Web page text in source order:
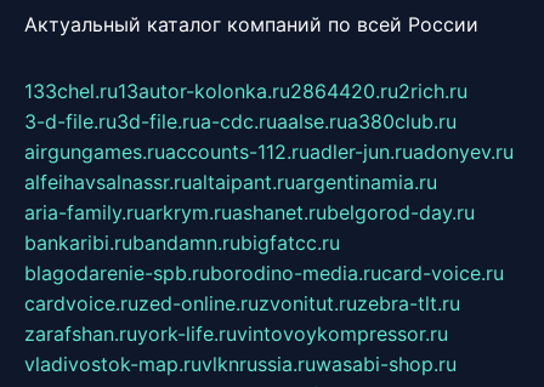
Актуальный каталог компаний по всей России
133chel.ru13autor-kolonka.ru2864420.ru2rich.ru
3-d-file.ru3d-file.rua-cdc.ruaalse.rua380club.ru
airgungames.ruaccounts-112.ruadler-jun.ruadonyev.ru
alfeihavsalnassr.rualtaipant.ruargentinamia.ru
aria-family.ruarkrym.ruashanet.rubelgorod-day.ru
bankaribi.rubandamn.rubigfatcc.ru
blagodarenie-spb.ruborodino-media.rucard-voice.ru
cardvoice.ruzed-online.ruzvonitut.ruzebra-tlt.ru
zarafshan.ruyork-life.ruvintovoykompressor.ru
vladivostok-map.ruvlknrussia.ruwasabi-shop.ru